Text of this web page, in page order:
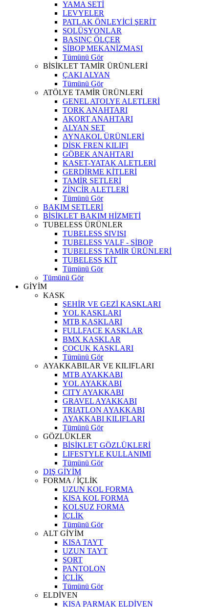
YAMA SETİ
LEVYELER
PATLAK ÖNLEYİCİ ŞERİT
SOLÜSYONLAR
BASINÇ ÖLÇER
SİBOP MEKANİZMASI
Tümünü Gör
BİSİKLET TAMİR ÜRÜNLERİ
ÇAKI ALYAN
Tümünü Gör
ATÖLYE TAMİR ÜRÜNLERİ
GENEL ATOLYE ALETLERİ
TORK ANAHTARI
AKORT ANAHTARI
ALYAN SET
AYNAKOL ÜRÜNLERİ
DİSK FREN KILIFI
GÖBEK ANAHTARI
KASET-YATAK ALETLERİ
GERDİRME KİTLERİ
TAMİR SETLERİ
ZİNCİR ALETLERİ
Tümünü Gör
BAKIM SETLERİ
BİSİKLET BAKIM HİZMETİ
TUBELESS ÜRÜNLER
TUBELESS SIVISI
TUBELESS VALF - SİBOP
TUBELESS TAMİR ÜRÜNLERİ
TUBELESS KİT
Tümünü Gör
Tümünü Gör
GİYİM
KASK
ŞEHİR VE GEZİ KASKLARI
YOL KASKLARI
MTB KASKLARI
FULLFACE KASKLAR
BMX KASKLAR
ÇOCUK KASKLARI
Tümünü Gör
AYAKKABILAR VE KILIFLARI
MTB AYAKKABI
YOL AYAKKABI
CITY AYAKKABI
GRAVEL AYAKKABI
TRIATLON AYAKKABI
AYAKKABI KILIFLARI
Tümünü Gör
GÖZLÜKLER
BİSİKLET GÖZLÜKLERİ
LIFESTYLE KULLANIMI
Tümünü Gör
DIŞ GİYİM
FORMA / İÇLİK
UZUN KOL FORMA
KISA KOL FORMA
KOLSUZ FORMA
İÇLİK
Tümünü Gör
ALT GİYİM
KISA TAYT
UZUN TAYT
ŞORT
PANTOLON
İÇLİK
Tümünü Gör
ELDİVEN
KISA PARMAK ELDİVEN